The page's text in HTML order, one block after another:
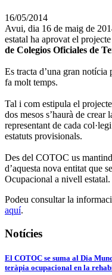
16/05/2014
Avui, dia 16 de maig de
estatal ha aprovat el
de Colegios Oficiales de
Es tracta d’una gran notícia
fa molt temps.
Tal i com estipula el
dos mesos s’haurà de
representant de cada
estatuts provisionals.
Des del COTOC us
d’aquesta nova entitat que
Ocupacional a nivell estatal.
Podeu consultar la
aquí.
Notícies
El COTOC se suma al Dia
teràpia ocupacional en la